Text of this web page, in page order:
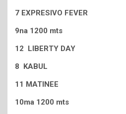
7 EXPRESIVO FEVER
9na 1200 mts
12 LIBERTY DAY
8 KABUL
11 MATINEE
10ma 1200 mts